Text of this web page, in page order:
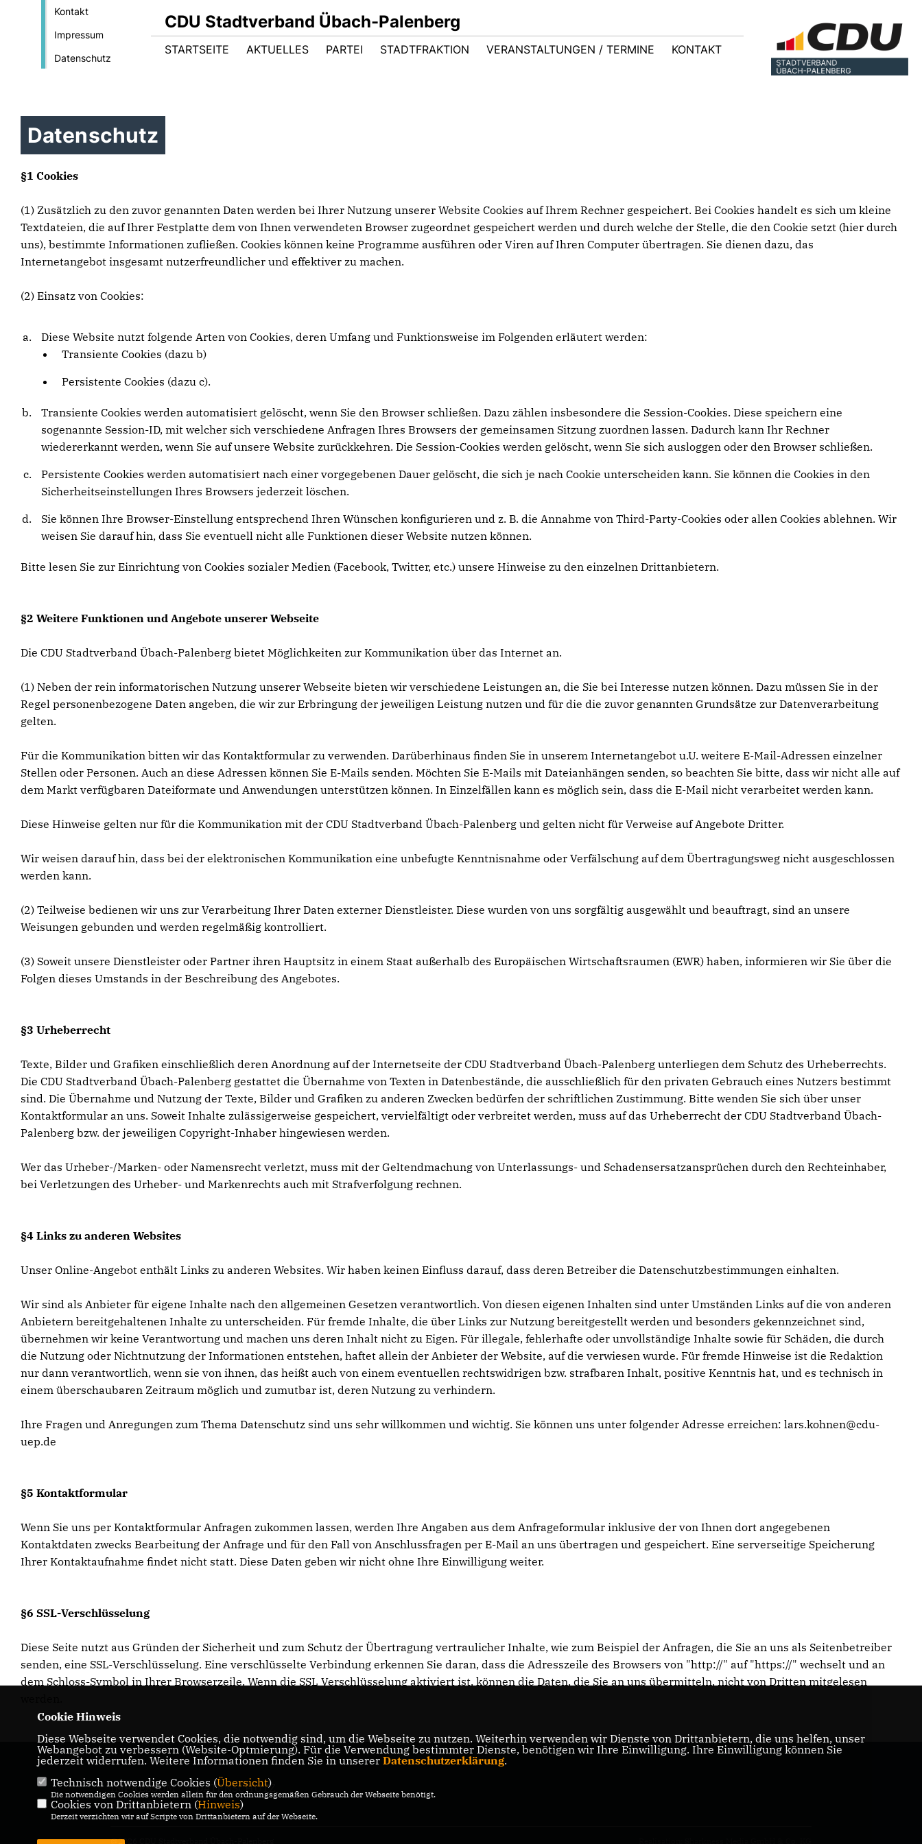
Kontakt
Impressum
Datenschutz
CDU Stadtverband Übach-Palenberg
STARTSEITE AKTUELLES PARTEI STADTFRAKTION VERANSTALTUNGEN / TERMINE KONTAKT
Datenschutz
§1 Cookies
(1) Zusätzlich zu den zuvor genannten Daten werden bei Ihrer Nutzung unserer Website Cookies auf Ihrem Rechner gespeichert. Bei Cookies handelt es sich um kleine
Textdateien, die auf Ihrer Festplatte dem von Ihnen verwendeten Browser zugeordnet gespeichert werden und durch welche der Stelle, die den Cookie setzt (hier durch
uns), bestimmte Informationen zufließen. Cookies können keine Programme ausführen oder Viren auf Ihren Computer übertragen. Sie dienen dazu, das
Internetangebot insgesamt nutzerfreundlicher und effektiver zu machen.
(2) Einsatz von Cookies:
Diese Website nutzt folgende Arten von Cookies, deren Umfang und Funktionsweise im Folgenden erläutert werden:
Transiente Cookies (dazu b)
Persistente Cookies (dazu c).
Transiente Cookies werden automatisiert gelöscht, wenn Sie den Browser schließen. Dazu zählen insbesondere die Session-Cookies. Diese speichern eine
sogenannte Session-ID, mit welcher sich verschiedene Anfragen Ihres Browsers der gemeinsamen Sitzung zuordnen lassen. Dadurch kann Ihr Rechner
wiedererkannt werden, wenn Sie auf unsere Website zurückkehren. Die Session-Cookies werden gelöscht, wenn Sie sich ausloggen oder den Browser schließen.
Persistente Cookies werden automatisiert nach einer vorgegebenen Dauer gelöscht, die sich je nach Cookie unterscheiden kann. Sie können die Cookies in den
Sicherheitseinstellungen Ihres Browsers jederzeit löschen.
Sie können Ihre Browser-Einstellung entsprechend Ihren Wünschen konfigurieren und z. B. die Annahme von Third-Party-Cookies oder allen Cookies ablehnen. Wir
weisen Sie darauf hin, dass Sie eventuell nicht alle Funktionen dieser Website nutzen können.
Bitte lesen Sie zur Einrichtung von Cookies sozialer Medien (Facebook, Twitter, etc.) unsere Hinweise zu den einzelnen Drittanbietern.
§2 Weitere Funktionen und Angebote unserer Webseite
Die CDU Stadtverband Übach-Palenberg bietet Möglichkeiten zur Kommunikation über das Internet an.
(1) Neben der rein informatorischen Nutzung unserer Webseite bieten wir verschiedene Leistungen an, die Sie bei Interesse nutzen können. Dazu müssen Sie in der
Regel personenbezogene Daten angeben, die wir zur Erbringung der jeweiligen Leistung nutzen und für die die zuvor genannten Grundsätze zur Datenverarbeitung
gelten.
Für die Kommunikation bitten wir das Kontaktformular zu verwenden. Darüberhinaus finden Sie in unserem Internetangebot u.U. weitere E-Mail-Adressen einzelner
Stellen oder Personen. Auch an diese Adressen können Sie E-Mails senden. Möchten Sie E-Mails mit Dateianhängen senden, so beachten Sie bitte, dass wir nicht alle auf
dem Markt verfügbaren Dateiformate und Anwendungen unterstützen können. In Einzelfällen kann es möglich sein, dass die E-Mail nicht verarbeitet werden kann.
Diese Hinweise gelten nur für die Kommunikation mit der CDU Stadtverband Übach-Palenberg und gelten nicht für Verweise auf Angebote Dritter.
Wir weisen darauf hin, dass bei der elektronischen Kommunikation eine unbefugte Kenntnisnahme oder Verfälschung auf dem Übertragungsweg nicht ausgeschlossen
werden kann.
(2) Teilweise bedienen wir uns zur Verarbeitung Ihrer Daten externer Dienstleister. Diese wurden von uns sorgfältig ausgewählt und beauftragt, sind an unsere
Weisungen gebunden und werden regelmäßig kontrolliert.
(3) Soweit unsere Dienstleister oder Partner ihren Hauptsitz in einem Staat außerhalb des Europäischen Wirtschaftsraumen (EWR) haben, informieren wir Sie über die
Folgen dieses Umstands in der Beschreibung des Angebotes.
§3 Urheberrecht
Texte, Bilder und Grafiken einschließlich deren Anordnung auf der Internetseite der CDU Stadtverband Übach-Palenberg unterliegen dem Schutz des Urheberrechts.
Die CDU Stadtverband Übach-Palenberg gestattet die Übernahme von Texten in Datenbestände, die ausschließlich für den privaten Gebrauch eines Nutzers bestimmt
sind. Die Übernahme und Nutzung der Texte, Bilder und Grafiken zu anderen Zwecken bedürfen der schriftlichen Zustimmung. Bitte wenden Sie sich über unser
Kontaktformular an uns. Soweit Inhalte zulässigerweise gespeichert, vervielfältigt oder verbreitet werden, muss auf das Urheberrecht der CDU Stadtverband Übach-
Palenberg bzw. der jeweiligen Copyright-Inhaber hingewiesen werden.
Wer das Urheber-/Marken- oder Namensrecht verletzt, muss mit der Geltendmachung von Unterlassungs- und Schadensersatzansprüchen durch den Rechteinhaber,
bei Verletzungen des Urheber- und Markenrechts auch mit Strafverfolgung rechnen.
§4 Links zu anderen Websites
Unser Online-Angebot enthält Links zu anderen Websites. Wir haben keinen Einfluss darauf, dass deren Betreiber die Datenschutzbestimmungen einhalten.
Wir sind als Anbieter für eigene Inhalte nach den allgemeinen Gesetzen verantwortlich. Von diesen eigenen Inhalten sind unter Umständen Links auf die von anderen
Anbietern bereitgehaltenen Inhalte zu unterscheiden. Für fremde Inhalte, die über Links zur Nutzung bereitgestellt werden und besonders gekennzeichnet sind,
übernehmen wir keine Verantwortung und machen uns deren Inhalt nicht zu Eigen. Für illegale, fehlerhafte oder unvollständige Inhalte sowie für Schäden, die durch
die Nutzung oder Nichtnutzung der Informationen entstehen, haftet allein der Anbieter der Website, auf die verwiesen wurde. Für fremde Hinweise ist die Redaktion
nur dann verantwortlich, wenn sie von ihnen, das heißt auch von einem eventuellen rechtswidrigen bzw. strafbaren Inhalt, positive Kenntnis hat, und es technisch in
einem überschaubaren Zeitraum möglich und zumutbar ist, deren Nutzung zu verhindern.
Ihre Fragen und Anregungen zum Thema Datenschutz sind uns sehr willkommen und wichtig. Sie können uns unter folgender Adresse erreichen: lars.kohnen@cdu-
uep.de
§5 Kontaktformular
Wenn Sie uns per Kontaktformular Anfragen zukommen lassen, werden Ihre Angaben aus dem Anfrageformular inklusive der von Ihnen dort angegebenen
Kontaktdaten zwecks Bearbeitung der Anfrage und für den Fall von Anschlussfragen per E-Mail an uns übertragen und gespeichert. Eine serverseitige Speicherung
Ihrer Kontaktaufnahme findet nicht statt. Diese Daten geben wir nicht ohne Ihre Einwilligung weiter.
§6 SSL-Verschlüsselung
Diese Seite nutzt aus Gründen der Sicherheit und zum Schutz der Übertragung vertraulicher Inhalte, wie zum Beispiel der Anfragen, die Sie an uns als Seitenbetreiber
senden, eine SSL-Verschlüsselung. Eine verschlüsselte Verbindung erkennen Sie daran, dass die Adresszeile des Browsers von "http://" auf "https://" wechselt und an
dem Schloss-Symbol in Ihrer Browserzeile. Wenn die SSL Verschlüsselung aktiviert ist, können die Daten, die Sie an uns übermitteln, nicht von Dritten mitgelesen
IMPRESSUM
DATENSCHUTZ
KONTAKT
@2026 CDU Stadtverband Übach-Palenberg
Cookie Hinweis
Diese Webseite verwendet Cookies, die notwendig sind, um die Webseite zu nutzen. Weiterhin verwenden wir Dienste von Drittanbietern, die uns helfen, unser
Webangebot zu verbessern (Website-Optmierung). Für die Verwendung bestimmter Dienste, benötigen wir Ihre Einwilligung. Ihre Einwilligung können Sie
jederzeit widerrufen. Weitere Informationen finden Sie in unserer Datenschutzerklärung.
Technisch notwendige Cookies (Übersicht)
Die notwendigen Cookies werden allein für den ordnungsgemäßen Gebrauch der Webseite benötigt.
Cookies von Drittanbietern (Hinweis)
Derzeit verzichten wir auf Scripte von Drittanbietern auf der Webseite.